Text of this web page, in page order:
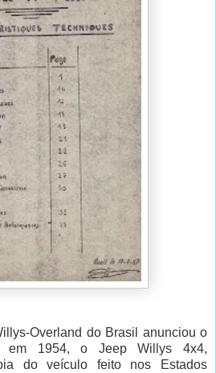
Overland do Brasil anunciou o
em 1954, o Jeep Willys 4x4,
do veículo feito nos Estados